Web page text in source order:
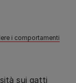
i comportamenti
sui gatti